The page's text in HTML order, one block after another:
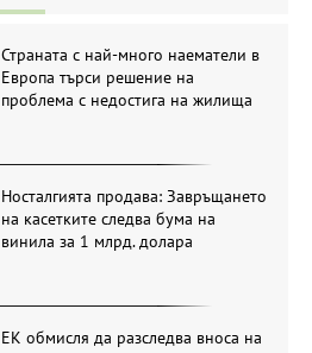
Страната с най-много наематели в
Европа търси решение на
проблема с недостига на жилища
Носталгията продава: Завръщането
на касетките следва бума на
винила за 1 млрд. долара
ЕК обмисля да разследва вноса на